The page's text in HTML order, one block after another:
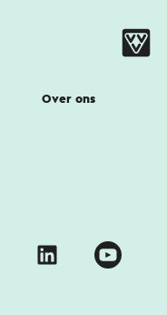
Over ons